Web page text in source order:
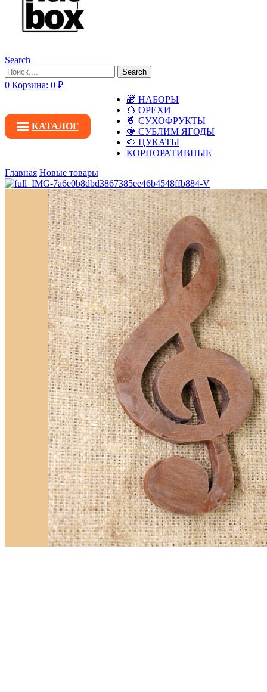
Search
Search
0 Корзина: 0 ₽
КАТАЛОГ
🎁 НАБОРЫ
🌰 ОРЕХИ
🍍 СУХОФРУКТЫ
🍓 СУБЛИМ ЯГОДЫ
🍉 ЦУКАТЫ
КОРПОРАТИВНЫЕ
Главная Новые товары